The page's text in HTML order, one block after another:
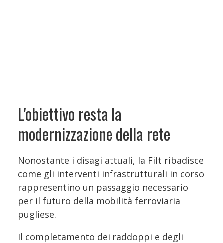
L'obiettivo resta la
modernizzazione della rete
Nonostante i disagi attuali, la Filt ribadisce
come gli interventi infrastrutturali in corso
rappresentino un passaggio necessario
per il futuro della mobilità ferroviaria
pugliese.
Il completamento dei raddoppi e degli